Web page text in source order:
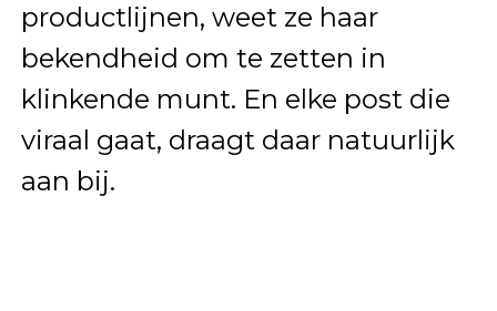
productlijnen, weet ze haar
bekendheid om te zetten in
klinkende munt. En elke post die
viraal gaat, draagt daar natuurlijk
aan bij.